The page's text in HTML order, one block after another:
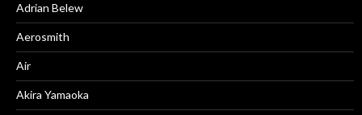
Adrian Belew
Aerosmith
Air
Akira Yamaoka